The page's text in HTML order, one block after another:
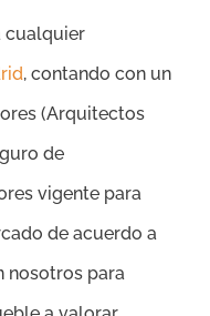
cualquier
, contando con un
(Arquitectos
de
vigente para
de acuerdo a
nosotros para